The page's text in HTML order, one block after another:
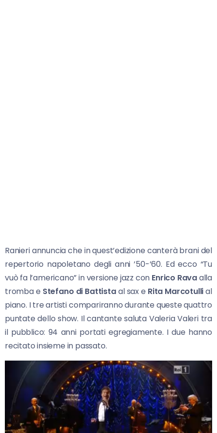
Ranieri annuncia che in quest’edizione canterà brani del
repertorio napoletano degli anni ’50-’60. Ed ecco “Tu
vuò fa l’americano” in versione jazz con Enrico Ravaalla
tromba e Stefano di Battistaal sax e Rita Marcotullial
piano. I tre artisti compariranno durante queste quattro
puntate dello show. Il cantante saluta Valeria Valeri tra
il pubblico: 94 anni portati egregiamente. I due hanno
recitato insieme in passato.